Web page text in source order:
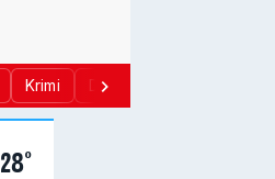
Krimi Donald Trump
28°